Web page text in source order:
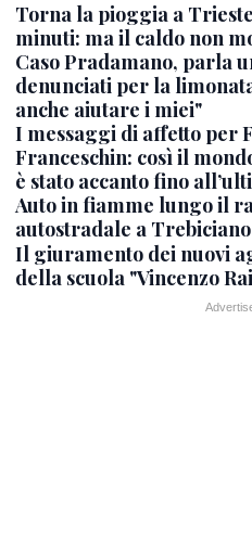
Torna la pioggia a
minuti: ma il caldo non
Caso Pradamano, parla
denunciati per la
anche aiutare i miei"
I messaggi di affetto per
Franceschin: così il
è stato accanto fino
Auto in fiamme lungo il
autostradale a Trebiciano
Il giuramento dei nuovi
della scuola "Vincenzo